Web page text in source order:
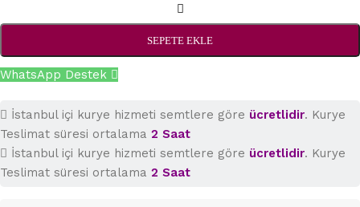
SEPETE EKLE
WhatsApp Destek
İstanbul içi kurye hizmeti semtlere göre ücretlidir. Kurye
Teslimat süresi ortalama 2 Saat
İstanbul içi kurye hizmeti semtlere göre ücretlidir. Kurye
Teslimat süresi ortalama 2 Saat